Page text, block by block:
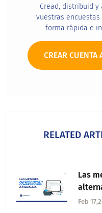
Cread, distribuid y
vuestras
forma rápida e
CREAR CUENTA
RELATED
Las
Feb